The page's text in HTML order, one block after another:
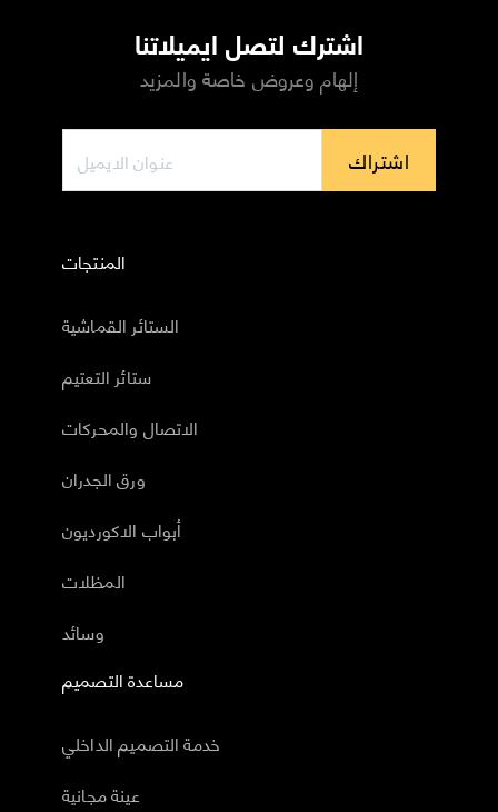
اشترك لتصل ايميلاتنا
إلهام وعروض خاصة والمزيد
اشتراك
المنتجات
الستائر القماشية
ستائر التعتيم
الاتصال والمحركات
ورق الجدران
أبواب الاكورديون
المظلات
وسائد
مساعدة التصميم
خدمة التصميم الداخلي
عينة مجانية